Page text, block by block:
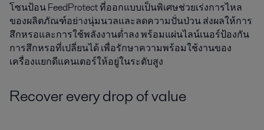
โซนป้อน FeedProtect ที่ออกแบบเป็นพิเศษช่วยเร่งการไหล
ของผลิตภัณฑ์อย่างนุ่มนวลและลดความปั่นป่วน ส่งผลให้การ
สึกหรอและการใช้พลังงานต่ำลง พร้อมแผ่นไลน์เนอร์ป้องกัน
การสึกหรอที่เปลี่ยนได้ เพื่อรักษาความพร้อมใช้งานของ
เครื่องแยกดีแคนเตอร์ให้อยู่ในระดับสูง
Recover every drop of value